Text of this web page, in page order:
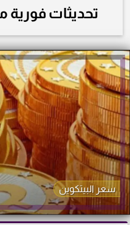
تحديثات فورية
سعر البيتكوين